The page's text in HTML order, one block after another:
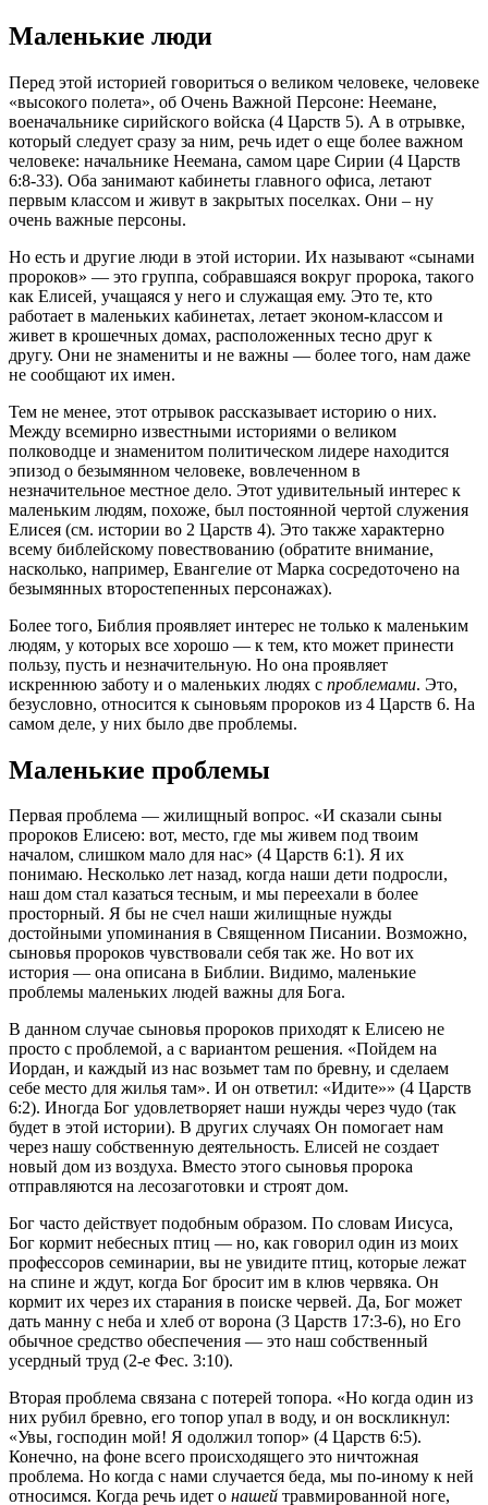
Маленькие люди
Перед этой историей говориться о великом человеке, человеке
«высокого полета», об Очень Важной Персоне: Неемане,
военачальнике сирийского войска (4 Царств 5). А в отрывке,
который следует сразу за ним, речь идет о еще более важном
человеке: начальнике Неемана, самом царе Сирии (4 Царств
6:8-33). Оба занимают кабинеты главного офиса, летают
первым классом и живут в закрытых поселках. Они – ну
очень важные персоны.
Но есть и другие люди в этой истории. Их называют «сынами
пророков» — это группа, собравшаяся вокруг пророка, такого
как Елисей, учащаяся у него и служащая ему. Это те, кто
работает в маленьких кабинетах, летает эконом-классом и
живет в крошечных домах, расположенных тесно друг к
другу. Они не знамениты и не важны — более того, нам даже
не сообщают их имен.
Тем не менее, этот отрывок рассказывает историю о них.
Между всемирно известными историями о великом
полководце и знаменитом политическом лидере находится
эпизод о безымянном человеке, вовлеченном в
незначительное местное дело. Этот удивительный интерес к
маленьким людям, похоже, был постоянной чертой служения
Елисея (см. истории во 2 Царств 4). Это также характерно
всему библейскому повествованию (обратите внимание,
насколько, например, Евангелие от Марка сосредоточено на
безымянных второстепенных персонажах).
Более того, Библия проявляет интерес не только к маленьким
людям, у которых все хорошо — к тем, кто может принести
пользу, пусть и незначительную. Но она проявляет
искреннюю заботу и о маленьких людях с проблемами. Это,
безусловно, относится к сыновьям пророков из 4 Царств 6. На
самом деле, у них было две проблемы.
Маленькие проблемы
Первая проблема — жилищный вопрос. «И сказали сыны
пророков Елисею: вот, место, где мы живем под твоим
началом, слишком мало для нас» (4 Царств 6:1). Я их
понимаю. Несколько лет назад, когда наши дети подросли,
наш дом стал казаться тесным, и мы переехали в более
просторный. Я бы не счел наши жилищные нужды
достойными упоминания в Священном Писании. Возможно,
сыновья пророков чувствовали себя так же. Но вот их
история — она описана в Библии. Видимо, маленькие
проблемы маленьких людей важны для Бога.
В данном случае сыновья пророков приходят к Елисею не
просто с проблемой, а с вариантом решения. «Пойдем на
Иордан, и каждый из нас возьмет там по бревну, и сделаем
себе место для жилья там». И он ответил: «Идите»» (4 Царств
6:2). Иногда Бог удовлетворяет наши нужды через чудо (так
будет в этой истории). В других случаях Он помогает нам
через нашу собственную деятельность. Елисей не создает
новый дом из воздуха. Вместо этого сыновья пророка
отправляются на лесозаготовки и строят дом.
Бог часто действует подобным образом. По словам Иисуса,
Бог кормит небесных птиц — но, как говорил один из моих
профессоров семинарии, вы не увидите птиц, которые лежат
на спине и ждут, когда Бог бросит им в клюв червяка. Он
кормит их через их старания в поиске червей. Да, Бог может
дать манну с неба и хлеб от ворона (3 Царств 17:3-6), но Его
обычное средство обеспечения — это наш собственный
усердный труд (2-е Фес. 3:10).
Вторая проблема связана с потерей топора. «Но когда один из
них рубил бревно, его топор упал в воду, и он воскликнул:
«Увы, господин мой! Я одолжил топор» (4 Царств 6:5).
Конечно, на фоне всего происходящего это ничтожная
проблема. Но когда с нами случается беда, мы по-иному к ней
относимся. Когда речь идет о нашей травмированной ноге,